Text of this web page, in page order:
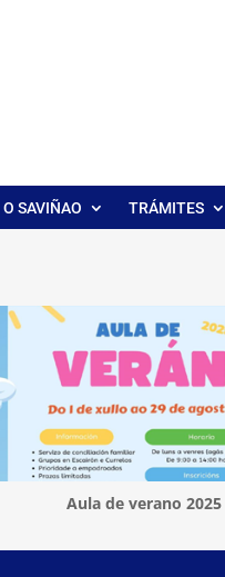
O SAVIÑAO TRÁMITES
Aula de verano 2025